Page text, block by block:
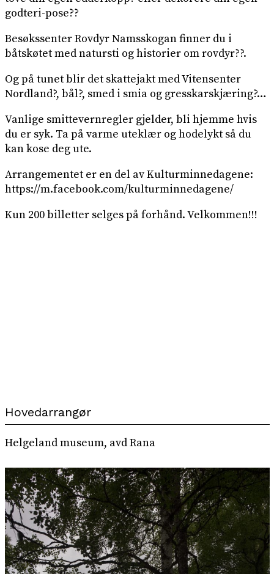
godteri-pose??
Besøkssenter Rovdyr Namsskogan finner du i
båtskøtet med natursti og historier om rovdyr??.
Og på tunet blir det skattejakt med Vitensenter
Nordland?, bål?, smed i smia og gresskarskjæring?…
Vanlige smittevernregler gjelder, bli hjemme hvis
du er syk. Ta på varme uteklær og hodelykt så du
kan kose deg ute.
Arrangementet er en del av Kulturminnedagene:
https://m.facebook.com/kulturminnedagene/
Kun 200 billetter selges på forhånd. Velkommen!!!
Hovedarrangør
Helgeland museum, avd Rana